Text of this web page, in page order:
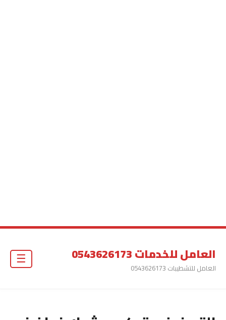
العامل للخدمات 0543626173
العامل للتشطيبات 0543626173